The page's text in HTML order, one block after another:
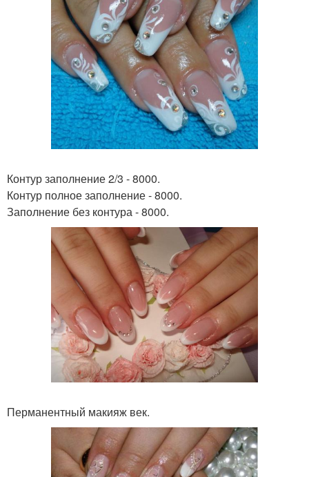
Контур заполнение 2/3 - 8000.
Контур полное заполнение - 8000.
Заполнение без контура - 8000.
Перманентный макияж век.